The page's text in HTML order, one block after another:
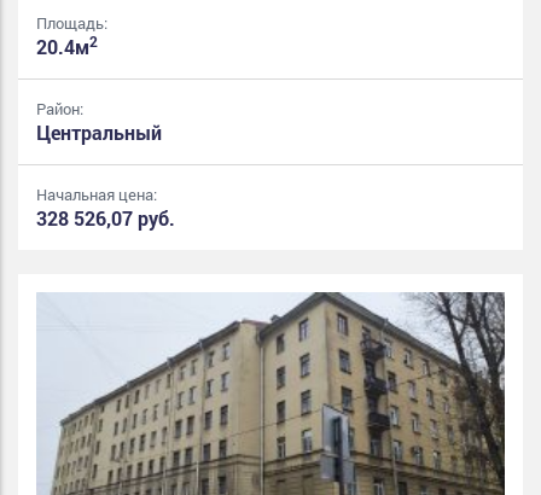
Площадь:
20.4м2
Район:
Центральный
Начальная цена:
328 526,07 руб.